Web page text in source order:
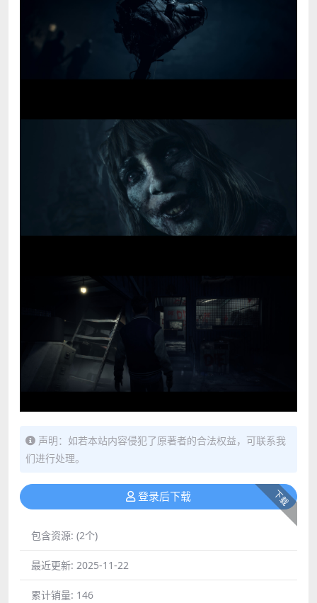
声明：如若本站内容侵犯了原著者的合法权益，可联系我
们进行处理。
下载
登录后下载
包含资源: (2个)
最近更新: 2025-11-22
累计销量: 146